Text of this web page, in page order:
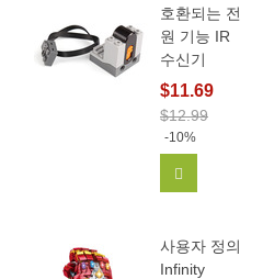
호환되는 전
원 기능 IR
수신기
$11.69
$12.99
-10%
사용자 정의
Infinity